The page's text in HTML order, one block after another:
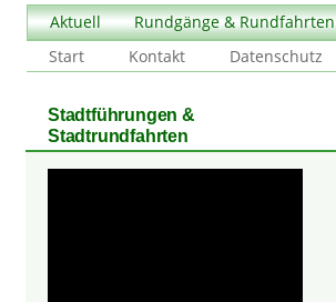
Aktuell Rundgänge & Rundfahrten
Start
Kontakt Datenschutz
Stadtführungen &
Stadtrundfahrten